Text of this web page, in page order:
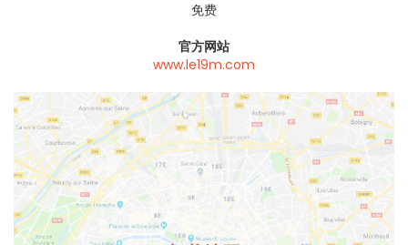
免费
官方网站
www.le19m.com